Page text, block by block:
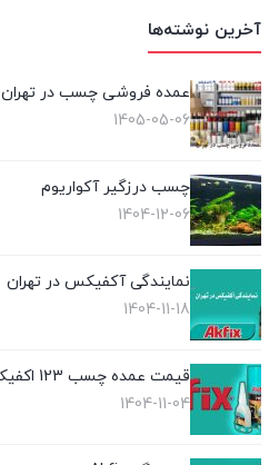
آخرین نوشته‌ها
عمده فروشی چسب در تهران
1405-05-06
چسب درزگیر آکواریوم
1404-12-06
نمایندگی آکفیکس در تهران
1404-11-18
قیمت عمده چسب 123 اکفیکس
1404-11-04